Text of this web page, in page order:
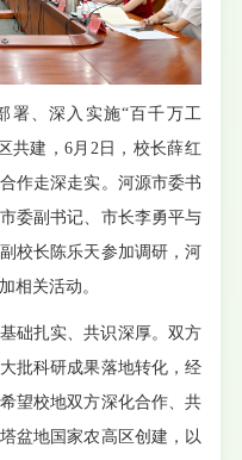
署、深入实施“百千万工
共建，6月2日，校长薛红
作走深走实。河源市委书
委副书记、市长李勇平与
校长陈乐天参加调研，河
相关活动。
础扎实、共识深厚。双方
批科研成果落地转化，经
望校地双方深化合作、共
盆地国家农高区创建，以